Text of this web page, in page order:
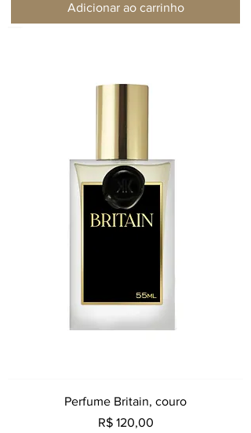
Adicionar ao carrinho
Perfume Britain, couro
Preço
R$ 120,00